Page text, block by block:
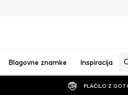
Blagovne znamke Inspiracija
PLAČILO Z